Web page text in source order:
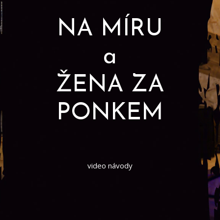
NA MÍRU
a
ŽENA ZA
PONKEM
video návody